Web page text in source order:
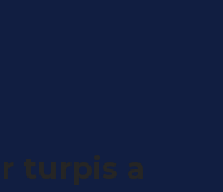
turpis a